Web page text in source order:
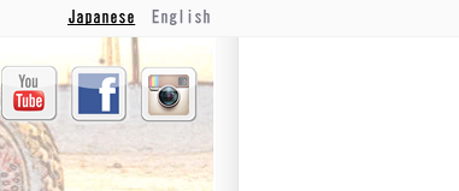
Japanese
Line Youtube Facebook